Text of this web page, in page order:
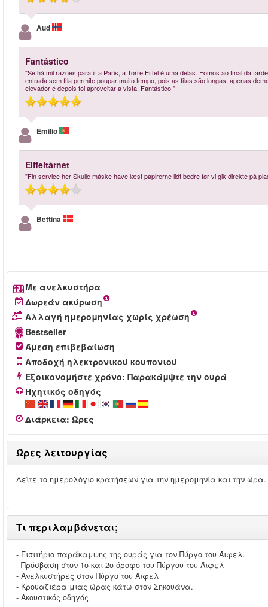
Aud
Fantástico
"Se há mil razões para ir a Paris, a Torre Eiffel é uma delas. Fomos ao final da
entrada sem fila permite poupar muito tempo, pois as filas são longas, apenas
elevador e depois foi aproveitar a vista. Fantástico!"
Emilio
Eiffeltårnet
"Fin service her Skulle måske have læst papirerne lidt bedre før vi gik direkte på
Bettina
Με ανελκυστήρα
Δωρεάν ακύρωση
Αλλαγή ημερομηνίας χωρίς χρέωση
Bestseller
Άμεση επιβεβαίωση
Αποδοχή ηλεκτρονικού κουπονιού
Εξοικονομήστε χρόνο: Παρακάμψτε την ουρά
Ηχητικός οδηγός
Διάρκεια: Ώρες
Ώρες λειτουργίας
Δείτε το ημερολόγιο κρατήσεων για την ημερομηνία και την ώρα.
Τι περιλαμβάνεται;
- Εισιτήριο παράκαμψης της ουράς για τον Πύργο του Άιφελ.
- Πρόσβαση στον 1ο και 2ο όροφο του Πύργου του Άιφελ
- Ανελκυστήρες στον Πύργο του Άιφελ
- Κρουαζιέρα μιας ώρας κάτω στον Σηκουάνα.
- Ακουστικός οδηγός